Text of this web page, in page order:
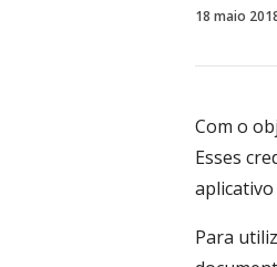
18 maio
Com o
Esses
aplicativo
Para